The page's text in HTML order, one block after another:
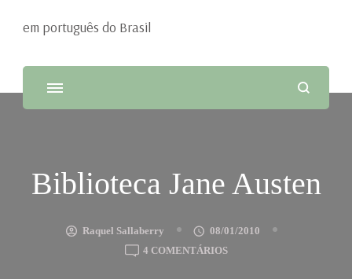
em português do Brasil
Biblioteca Jane Austen
Raquel Sallaberry
08/01/2010
4 COMENTÁRIOSEM